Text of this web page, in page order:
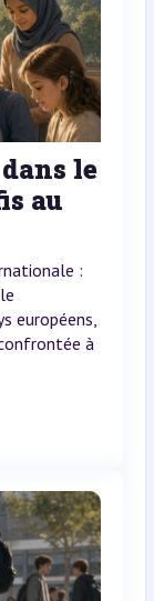
le
au
:
européens,
à